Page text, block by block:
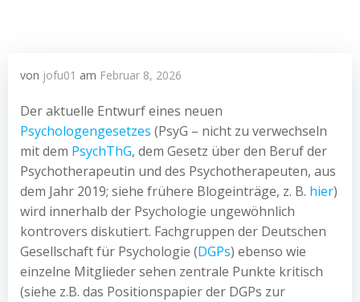
von jofu01 am Februar 8, 2026
Der aktuelle Entwurf eines neuen
Psychologengesetzes (PsyG – nicht zu verwechseln
mit dem PsychThG, dem Gesetz über den Beruf der
Psychotherapeutin und des Psychotherapeuten, aus
dem Jahr 2019; siehe frühere Blogeinträge, z. B. hier)
wird innerhalb der Psychologie ungewöhnlich
kontrovers diskutiert. Fachgruppen der Deutschen
Gesellschaft für Psychologie (DGPs) ebenso wie
einzelne Mitglieder sehen zentrale Punkte kritisch
(siehe z.B. das Positionspapier der DGPs zur